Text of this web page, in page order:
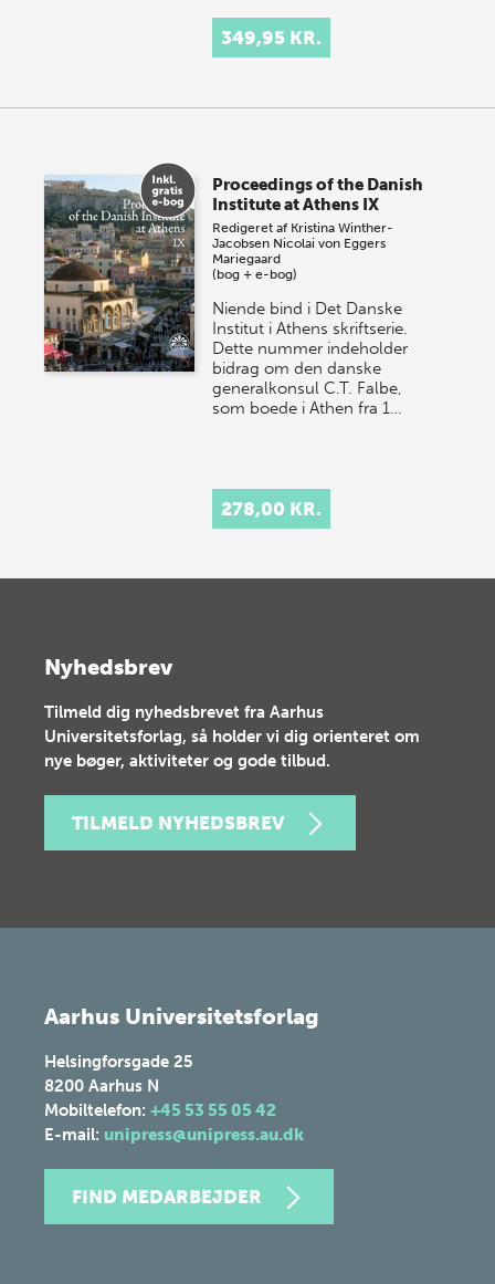
349,95 KR.
Proceedings of the Danish
Institute at Athens IX
Redigeret af Kristina Winther-
Jacobsen Nicolai von Eggers
Mariegaard
(bog + e-bog)
Niende bind i Det Danske
Institut i Athens skriftserie.
Dette nummer indeholder
bidrag om den danske
generalkonsul C.T. Falbe,
som boede i Athen fra 1…
278,00 KR.
Nyhedsbrev
Tilmeld dig nyhedsbrevet fra Aarhus
Universitetsforlag, så holder vi dig orienteret om
nye bøger, aktiviteter og gode tilbud.
TILMELD NYHEDSBREV
Aarhus Universitetsforlag
Helsingforsgade 25
8200 Aarhus N
Mobiltelefon: +45 53 55 05 42
E-mail: unipress@unipress.au.dk
FIND MEDARBEJDER